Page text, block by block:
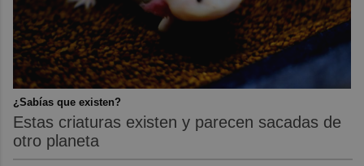
¿Sabías que existen?
Estas criaturas existen y parecen sacadas de
otro planeta